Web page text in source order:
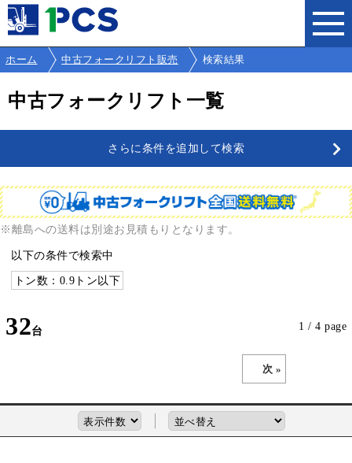
ホーム 中古フォークリフト販売 検索結果
中古フォークリフト一覧
さらに条件を追加して検索
※離島への送料は別途お見積もりとなります。
以下の条件で検索中
トン数：0.9トン以下
32 1 / 4 page
次 »